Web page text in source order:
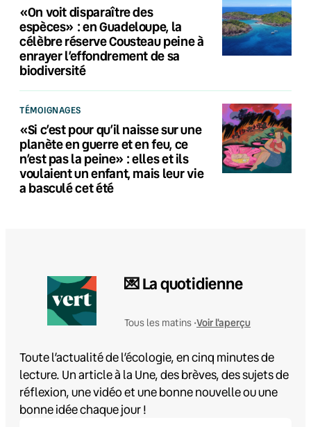
«On voit disparaître des
espèces» : en Guadeloupe, la
célèbre réserve Cousteau peine à
enrayer l’effondrement de sa
biodiversité
TÉMOIGNAGES
«Si c’est pour qu’il naisse sur une
planète en guerre et en feu, ce
n’est pas la peine» : elles et ils
voulaient un enfant, mais leur vie
a basculé cet été
💌 La quotidienne
Tous les matins •Voir l'aperçu
Toute l’actualité de l’écologie, en cinq minutes de
lecture. Un article à la Une, des brèves, des sujets de
réflexion, une vidéo et une bonne nouvelle ou une
bonne idée chaque jour !